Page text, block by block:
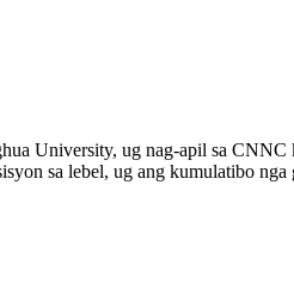
University, ug nag-apil sa CNNC
sa lebel, ug ang kumulatibo nga